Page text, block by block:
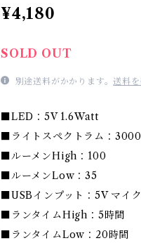
¥4,180
SOLD OUT
別途送料がかかります。送料
■LED：5V 1.6Watt
■ライトスペクトラム：
■ルーメンHigh：100
■ルーメンLow：35
■USBインプット：5V マイ
■ランタイムHigh：5時間
■ランタイムLow：20時間